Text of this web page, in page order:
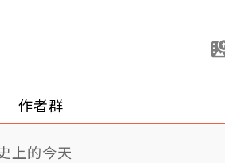
作者群
上的今天